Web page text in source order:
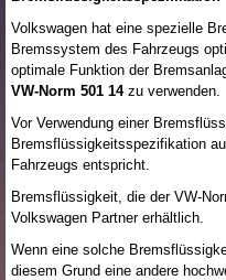
Volkswagen hat eine spezielle
Bremssystem des Fahrzeugs
optimale Funktion der
VW-Norm 501 14zu verwenden.
Vor Verwendung einer
Bremsflüssigkeitsspezifikation
Fahrzeugs entspricht.
Bremsflüssigkeit, die der VW-
Volkswagen Partner erhältlich.
Wenn eine solche
diesem Grund eine andere